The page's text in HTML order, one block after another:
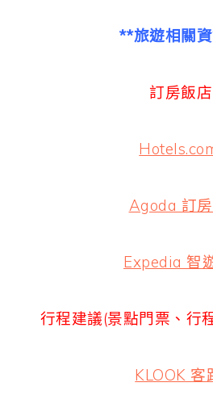
**旅遊相關
訂房飯店
Agoda 訂
Expedia 智
行程建議(景點門票、行
KLOOK 客